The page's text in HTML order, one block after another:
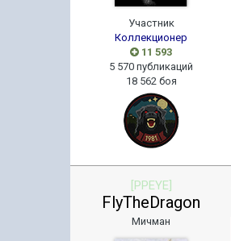
Участник
Коллекционер
11 593
5 570 публикаций
18 562 боя
[PPEYE]
FlyTheDragon
Мичман